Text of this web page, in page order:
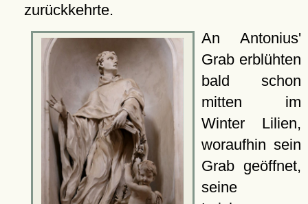
zurückkehrte.
An Antonius'
Grab erblühten
bald schon
mitten im
Winter Lilien,
woraufhin sein
Grab geöffnet,
seine